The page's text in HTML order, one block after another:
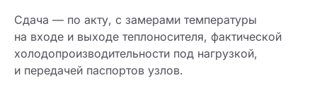
Сдача — по акту, с замерами температуры
на входе и выходе теплоносителя, фактической
холодопроизводительности под нагрузкой,
и передачей паспортов узлов.